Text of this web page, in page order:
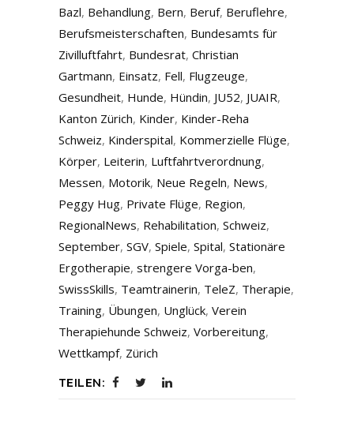
Bazl, Behandlung, Bern, Beruf, Beruflehre,
Berufsmeisterschaften, Bundesamts für
Zivilluftfahrt, Bundesrat, Christian
Gartmann, Einsatz, Fell, Flugzeuge,
Gesundheit, Hunde, Hündin, JU52, JUAIR,
Kanton Zürich, Kinder, Kinder-Reha
Schweiz, Kinderspital, Kommerzielle Flüge,
Körper, Leiterin, Luftfahrtverordnung,
Messen, Motorik, Neue Regeln, News,
Peggy Hug, Private Flüge, Region,
RegionalNews, Rehabilitation, Schweiz,
September, SGV, Spiele, Spital, Stationäre
Ergotherapie, strengere Vorga-ben,
SwissSkills, Teamtrainerin, TeleZ, Therapie,
Training, Übungen, Unglück, Verein
Therapiehunde Schweiz, Vorbereitung,
Wettkampf, Zürich
TEILEN: